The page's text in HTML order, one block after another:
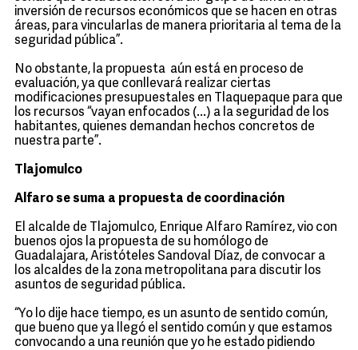
inversión de recursos económicos que se hacen en otras
áreas, para vincularlas de manera prioritaria al tema de la
seguridad pública”.
No obstante, la propuesta aún está en proceso de
evaluación, ya que conllevará realizar ciertas
modificaciones presupuestales en Tlaquepaque para que
los recursos “vayan enfocados (...) a la seguridad de los
habitantes, quienes demandan hechos concretos de
nuestra parte”.
Tlajomulco
Alfaro se suma a propuesta de coordinación
El alcalde de Tlajomulco, Enrique Alfaro Ramírez, vio con
buenos ojos la propuesta de su homólogo de
Guadalajara, Aristóteles Sandoval Díaz, de convocar a
los alcaldes de la zona metropolitana para discutir los
asuntos de seguridad pública.
“Yo lo dije hace tiempo, es un asunto de sentido común,
que bueno que ya llegó el sentido común y que estamos
convocando a una reunión que yo he estado pidiendo